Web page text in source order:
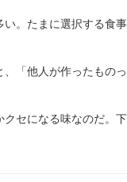
。たまに選択する食
「他人が作ったもの
セになる味なのだ。